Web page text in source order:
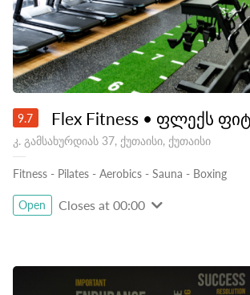
9.7 Flex Fitness • ფლექს
კ. გამსახურდიას 37, ქუთაისი, ქუთაისი
Fitness - Pilates - Aerobics - Sauna - Boxing
Open Closes at 00:00